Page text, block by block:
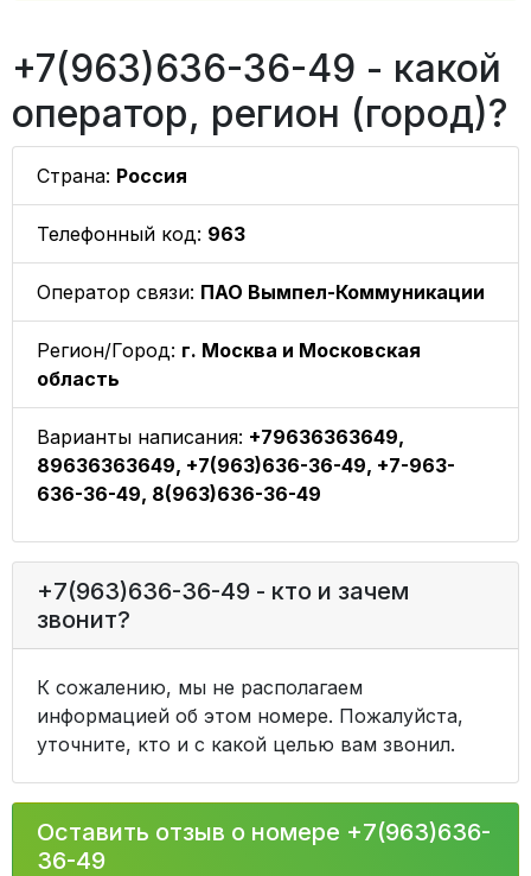
+7(963)636-36-49 - какой
оператор, регион (город)?
Страна: Россия
Телефонный код: 963
Оператор связи: ПАО Вымпел-Коммуникации
Регион/Город: г. Москва и Московская
область
Варианты написания: +79636363649,
89636363649, +7(963)636-36-49, +7-963-
636-36-49, 8(963)636-36-49
+7(963)636-36-49 - кто и зачем
звонит?
К сожалению, мы не располагаем
информацией об этом номере. Пожалуйста,
уточните, кто и с какой целью вам звонил.
Оставить отзыв о номере +7(963)636-
36-49